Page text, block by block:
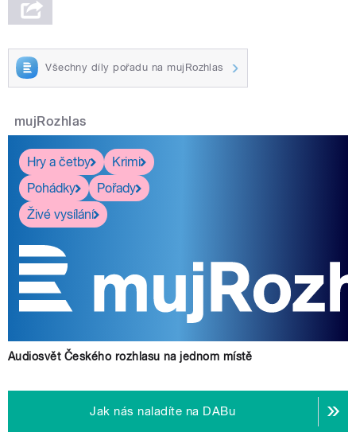
Všechny díly pořadu na mujRozhlas
mujRozhlas
Hry a četby
Krimi
Pohádky
Pořady
Živé vysílání
Audiosvět Českého rozhlasu na jednom místě
Jak nás naladíte na DABu